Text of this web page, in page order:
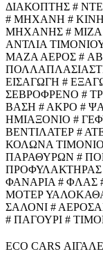
ΔΙΑΚΟΠΤΗΣ #
# ΜΗΧΑΝΗ #
ΜΗΧΑΝΗΣ # ΜΙΖΑ
ΑΝΤΛΙΑ
ΜΑΖΑ ΑΕΡΟΣ #
ΕΙΣΑΓΩΓΗ #
ΣΕΒΡΟΦΡΕΝΟ #
ΒΑΣΗ # ΑΚΡΟ #
ΗΜΙΑΞΟΝΙΟ #
ΒΕΝΤΙΛΑΤΕΡ #
ΚΟΛΩΝΑ
ΠΑΡΑΘΥΡΩΝ #
ΦΑΝΑΡΙΑ # ΦΛΑΣ
ΜΟΤΕΡ
ΣΑΛΟΝΙ #
# ΠΑΓΟΥΡΙ #
ECO CARS